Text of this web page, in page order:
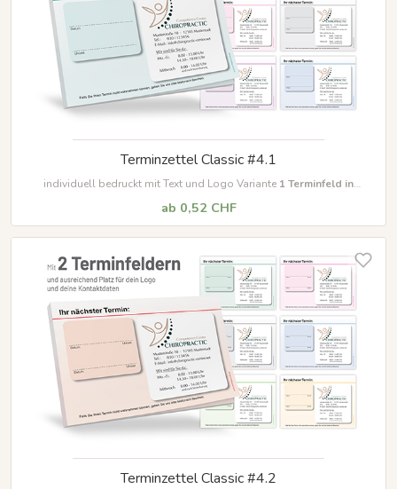
Terminzettel Classic #4.1
individuell bedruckt mit Text und Logo Variante 1Terminfeld in
ab 0,52 CHF
Terminzettel Classic #4.2